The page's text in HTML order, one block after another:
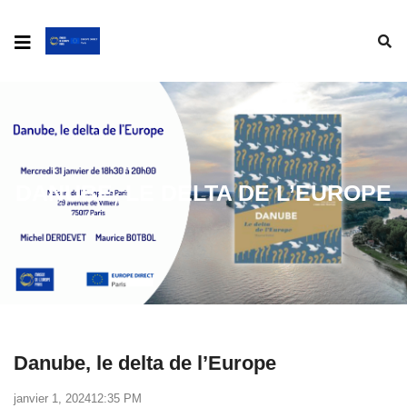
DANUBE, LE DELTA DE L’EUROPE
Danube, le delta de l’Europe
janvier 1, 202412:35 PM